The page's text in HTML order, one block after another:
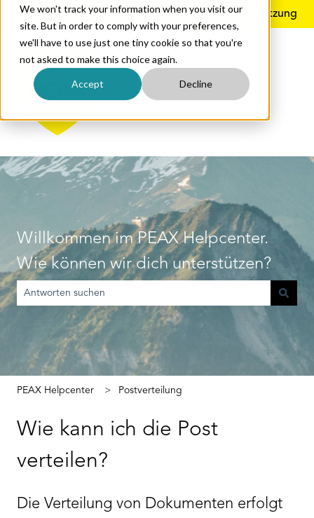
We won't track your information when you visit our
site. But in order to comply with your preferences,
we'll have to use just one tiny cookie so that you're
not asked to make this choice again.
Accept Decline
DeutschUntermenü für Übersetzungen anzeigen
Mehr Unterstützung
Willkommen im PEAX Helpcenter.
Wie können wir dich unterstützen?
Es gibt keine Vorschläge, da das Suchfeld leer ist.
PEAX Helpcenter Postverteilung
Wie kann ich die Post
verteilen?
Die Verteilung von Dokumenten erfolgt